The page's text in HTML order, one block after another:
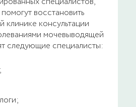
восстановить
клинике консультации
мочевыводящей
следующие специалисты: